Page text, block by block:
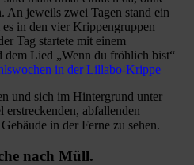
An jeweils zwei Tagen stand ein
in den vier Krippengruppen
Tag startete mit einem
dem Lied „Wenn du fröhlich bist“
in der Lillabo-Krippe
nach Müll.